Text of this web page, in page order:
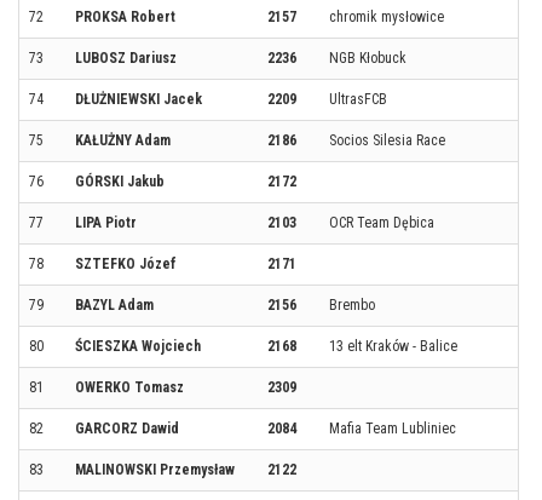
72 PROKSA Robert 2157 chromik mysłowice
73 LUBOSZ Dariusz 2236 NGB Kłobuck
74 DŁUŻNIEWSKI Jacek 2209 UltrasFCB
75 KAŁUŻNY Adam 2186 Socios Silesia Race
76 GÓRSKI Jakub 2172
77 LIPA Piotr 2103 OCR Team Dębica
78 SZTEFKO Józef 2171
79 BAZYL Adam 2156 Brembo
80 ŚCIESZKA Wojciech 2168 13 elt Kraków - Balice
81 OWERKO Tomasz 2309
82 GARCORZ Dawid 2084 Mafia Team Lubliniec
83 MALINOWSKI Przemysław 2122